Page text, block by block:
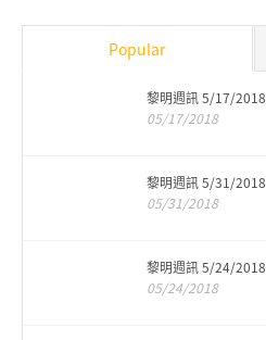
Popular
黎明週訊 5/17/2018
05/17/2018
黎明週訊 5/31/2018
05/31/2018
黎明週訊 5/24/2018
05/24/2018